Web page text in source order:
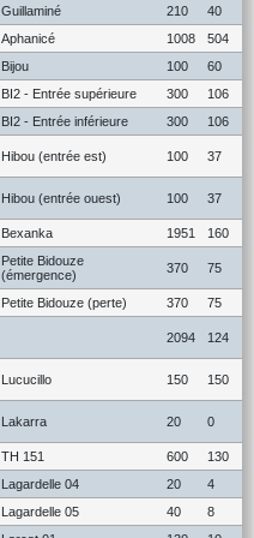
Guillaminé 210
40
Aphanicé 1008
504
Bijou 100
60
BI2 - Entrée supérieure 300
106
BI2 - Entrée inférieure 300 106
Hibou (entrée est) 100 37
Hibou (entrée ouest) 100 37
Bexanka 1951 160
Petite Bidouze
(émergence)
370 75
Petite Bidouze (perte) 370 75
2094 124
Lucucillo 150 150
Lakarra 20 0
TH 151 600
130
Lagardelle 04 20
4
Lagardelle 05 40
8